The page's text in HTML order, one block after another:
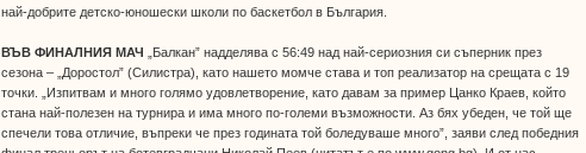
най-добрите детско-юношески школи по баскетбол в България.
ВЪВ ФИНАЛНИЯ МАЧ „Балкан” надделява с 56:49 над най-сериозния си съперник през
сезона – „Доростол” (Силистра), като нашето момче става и топ реализатор на срещата с 19
точки. „Изпитвам и много голямо удовлетворение, като давам за пример Цанко Краев, който
стана най-полезен на турнира и има много по-големи възможности. Аз бях убеден, че той ще
спечели това отличие, въпреки че през годината той боледуваше много”, заяви след победния